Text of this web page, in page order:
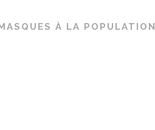
À LA POPULATION